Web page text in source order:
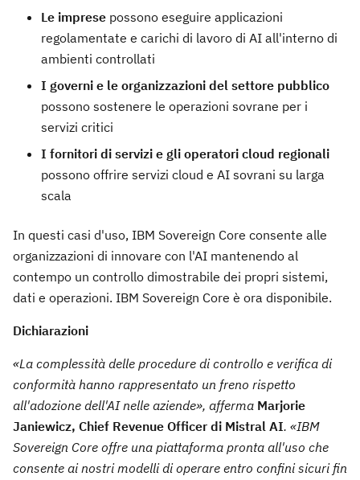
Le imprese possono eseguire applicazioni
regolamentate e carichi di lavoro di AI all'interno di
ambienti controllati
I governi e le organizzazioni del settore pubblico
possono sostenere le operazioni sovrane per i
servizi critici
I fornitori di servizi e gli operatori cloud regionali
possono offrire servizi cloud e AI sovrani su larga
scala
In questi casi d'uso, IBM Sovereign Core consente alle
organizzazioni di innovare con l'AI mantenendo al
contempo un controllo dimostrabile dei propri sistemi,
dati e operazioni. IBM Sovereign Core è ora disponibile.
Dichiarazioni
«La complessità delle procedure di controllo e verifica di
conformità hanno rappresentato un freno rispetto
all'adozione dell'AI nelle aziende», afferma Marjorie
Janiewicz, Chief Revenue Officer di Mistral AI. «IBM
Sovereign Core offre una piattaforma pronta all'uso che
consente ai nostri modelli di operare entro confini sicuri fin